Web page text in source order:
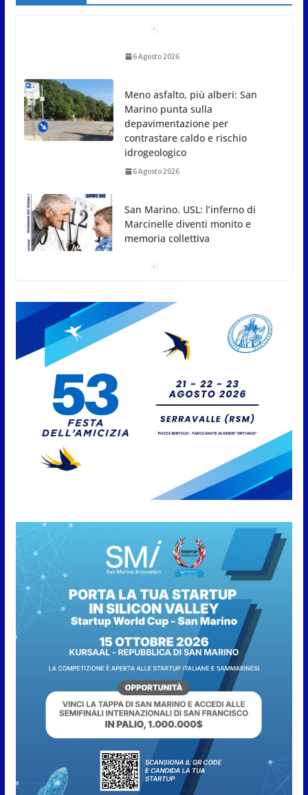
Meno asfalto, più alberi: San
depavimentazione per
contrastare caldo e rischio
idrogeologico
6 Agosto 2026
San Marino. USL: l’inferno di
memoria collettiva
6 Agosto 2026
Protezione Civile San Marino.
Incendi boschivi: attivazione
della fase preliminare di
6 Agosto 2026
“San Marino Antiqua –
Leggende e storie del Titano”:
l’inequivocabile successo di
pubblico e di partecipazione
6 Agosto 2026